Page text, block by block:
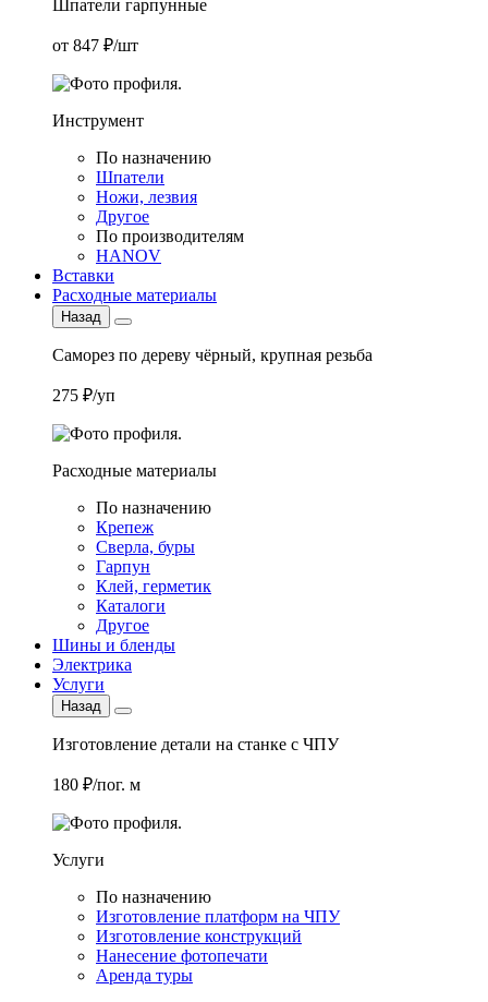
Шпатели гарпунные
от 847 ₽/шт
Инструмент
По назначению
Шпатели
Ножи, лезвия
Другое
По производителям
HANOV
Вставки
Расходные материалы
Назад
Саморез по дереву чёрный, крупная резьба
275 ₽/уп
Расходные материалы
По назначению
Крепеж
Сверла, буры
Гарпун
Клей, герметик
Каталоги
Другое
Шины и бленды
Электрика
Услуги
Назад
Изготовление детали на станке с ЧПУ
180 ₽/пог. м
Услуги
По назначению
Изготовление платформ на ЧПУ
Изготовление конструкций
Нанесение фотопечати
Аренда туры